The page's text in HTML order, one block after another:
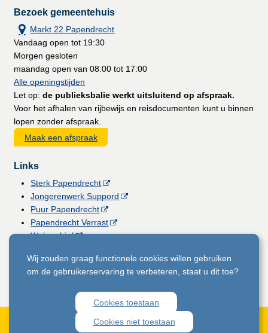
Wij zouden graag functionele cookies willen gebruiken
om de gebruikerservaring te verbeteren, staat u dit toe?
Cookies toestaan
Cookies niet toestaan
Bezoek gemeentehuis
Markt 22 Papendrecht
Vandaag open tot 19:30
Morgen gesloten
maandag open van 08:00 tot 17:00
Alle openingstijden
Let op:de publieksbalie werkt uitsluitend op afspraak.
Voor het afhalen van rijbewijs en reisdocumenten kunt u binnen
lopen zonder afspraak.
Maak een afspraak
Links
Sterk Papendrecht
Jongerenwerk Suppord
Puur Papendrecht
Papendrecht Verrast
Webarchief
Gemeentemagazine
Licht voor Papendrecht
Toegankelijkheid website